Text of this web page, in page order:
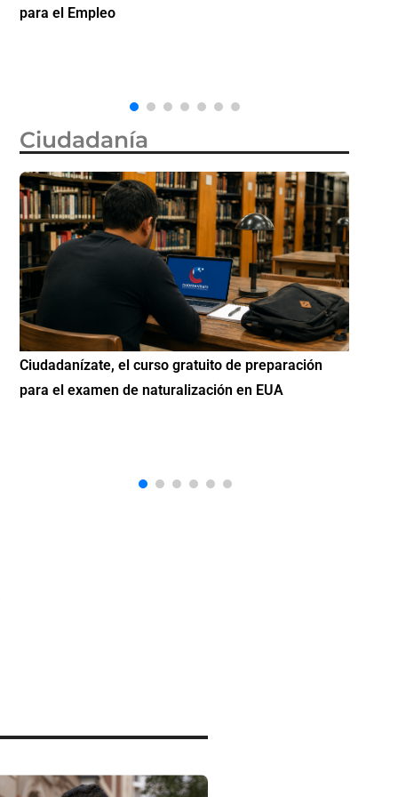
la ciudadanía por nacimiento, semanas después de
Ciudadanía
Si eres residente ingresa a Ciudadanízate, el curso
gratuito de preparación para el examen de